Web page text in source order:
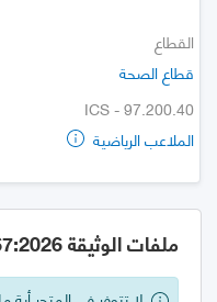
القطاع
قطاع الصحة
ICS - 97.200.40
الملاعب الرياضية
ملفات الوثيقة GSO CEN/TR 16467:2026